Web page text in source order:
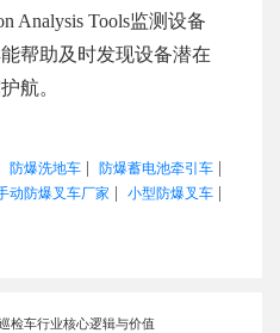
Analysis Tools监测设备
帮助及时发现设备潜在
航。
防爆洗地车 防爆蓄电池牵引车
动防爆叉车厂家 小型防爆叉车
检车行业核心逻辑与价值